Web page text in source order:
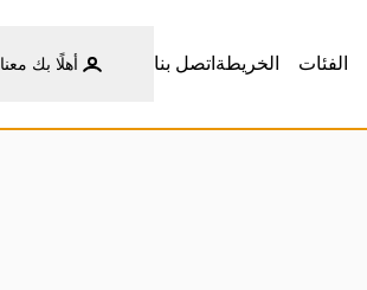
الفئات الخريطة اتصل بنا أهلًا بك معنا